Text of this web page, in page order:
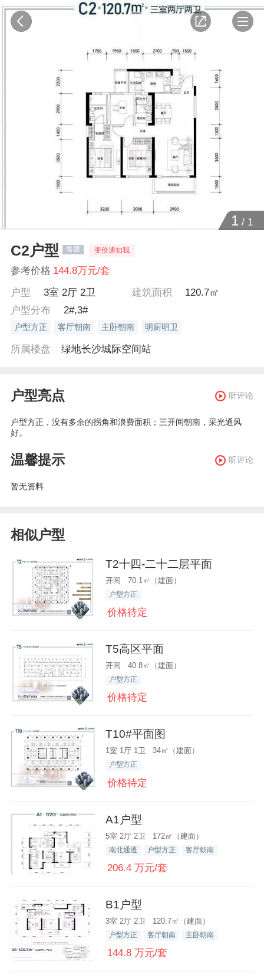
1 / 1
C2户型 售罄 变价通知我
参考价格 144.8万元/套
户型
3室 2厅 2卫 建筑面积
120.7㎡
户型分布
2#,3#
户型方正 客厅朝南 主卧朝南 明厨明卫
所属楼盘 绿地长沙城际空间站
户型亮点 听评论
户型方正，没有多余的拐角和浪费面积；三开间朝南，采光通风
好。
温馨提示 听评论
暂无资料
相似户型
T2十四-二十二层平面
开间 70.1㎡（建面）
户型方正
价格待定
T5高区平面
开间 40.8㎡（建面）
户型方正
价格待定
T10#平面图
1室 1厅 1卫 34㎡（建面）
户型方正
价格待定
A1户型
5室 2厅 2卫 172㎡（建面）
南北通透 户型方正 客厅朝南
206.4 万元/套
B1户型
3室 2厅 2卫 120.7㎡（建面）
户型方正 客厅朝南 主卧朝南
144.8 万元/套